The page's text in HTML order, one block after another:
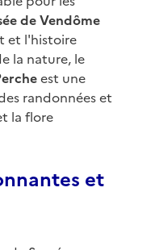
de Vendôme
et l'histoire
la nature, le
est une
randonnées et
la flore
et